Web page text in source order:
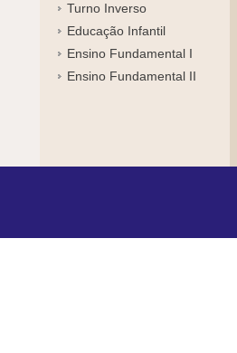
Turno Inverso
Educação Infantil
Ensino Fundamental I
Ensino Fundamental II